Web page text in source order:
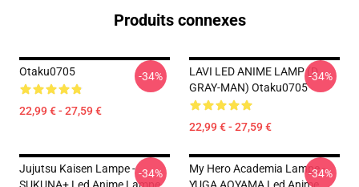
Produits connexes
Otaku0705
22,99 € - 27,59 €
-34%
LAVI LED ANIME LAMP (D.
GRAY-MAN) Otaku0705
22,99 € - 27,59 €
-34%
Jujutsu Kaisen Lampe - -34%
My Hero Academia Lampe -
-34%